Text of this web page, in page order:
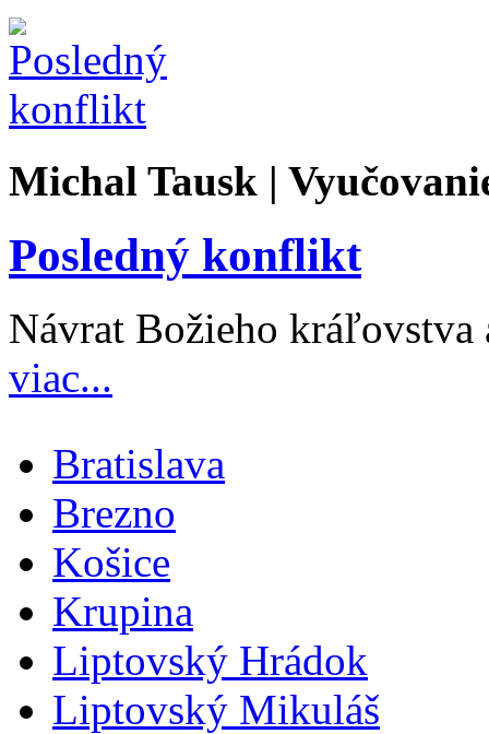
Michal Tausk |
Posledný konflikt
Návrat Božieho
viac...
Bratislava
Brezno
Košice
Krupina
Liptovský Hrádok
Liptovský Mikuláš